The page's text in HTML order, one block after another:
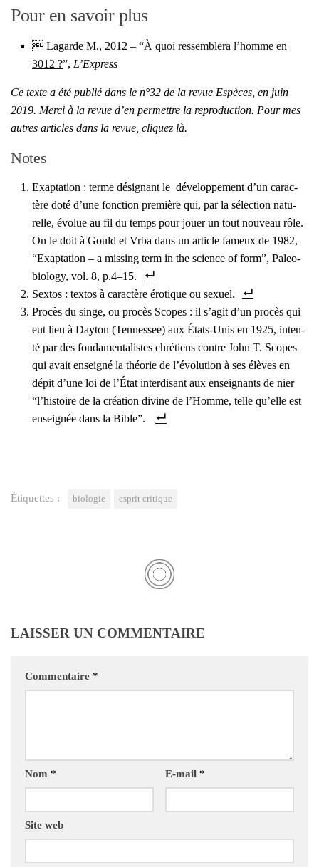
Pour en savoir plus
 Lagarde M., 2012 – “À quoi res­sem­ble­ra l’homme en
3012 ?”, L’Express
Ce texte a été publié dans le n°32 de la revue Espèces, en juin
2019. Mer­ci à la revue d’en per­mettre la repro­duc­tion. Pour mes
autres articles dans la revue, cli­quez là.
Notes
Exap­ta­tion : terme dési­gnant le déve­lop­pe­ment d’un carac­
tère doté d’une fonc­tion pre­mière qui, par la sélec­tion natu­
relle, évo­lue au fil du temps pour jouer un tout nou­veau rôle.
On le doit à Gould et Vrba dans un article fameux de 1982,
“Exap­ta­tion – a mis­sing term in the science of form”, Paleo­
bio­lo­gy, vol. 8, p.4–15.
Sex­tos : tex­tos à carac­tère éro­tique ou sexuel.
Pro­cès du singe, ou pro­cès Scopes : il s’agit d’un pro­cès qui
eut lieu à Day­ton (Ten­nes­see) aux États-Unis en 1925, inten­
té par des fon­da­men­ta­listes chré­tiens contre John T. Scopes
qui avait ensei­gné la théo­rie de l’évolution à ses élèves en
dépit d’une loi de l’État inter­di­sant aux ensei­gnants de nier
“l’histoire de la créa­tion divine de l’Homme, telle qu’elle est
ensei­gnée dans la Bible”.
Étiquettes : biologie esprit critique
LAISSER UN COMMENTAIRE
Commentaire *
Nom * E-mail *
Site web